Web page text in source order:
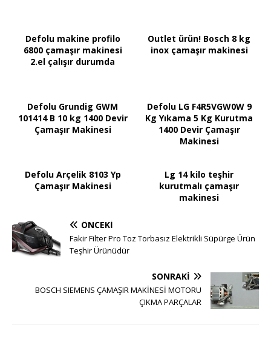
Defolu makine profilo
6800 çamaşır makinesi
2.el çalışır durumda
Outlet ürün! Bosch 8 kg
inox çamaşır makinesi
Defolu Grundig GWM
101414 B 10 kg 1400 Devir
Çamaşır Makinesi
Defolu LG F4R5VGW0W 9
Kg Yıkama 5 Kg Kurutma
1400 Devir Çamaşır
Makinesi
Defolu Arçelik 8103 Yp
Çamaşır Makinesi
Lg 14 kilo teşhir
kurutmalı çamaşır
makinesi
ÖNCEKI
Fakir Filter Pro Toz Torbasız Elektrikli Süpürge Ürün
Teşhir Ürünüdür
SONRAKI
BOSCH SIEMENS ÇAMAŞIR MAKİNESİ MOTORU
ÇIKMA PARÇALAR